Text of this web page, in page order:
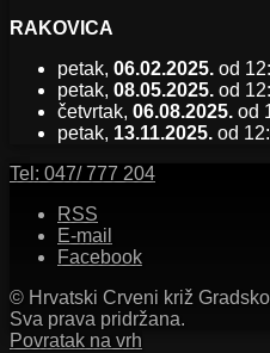
RAKOVICA
petak, 06.02.2025. od
petak, 08.05.2025. od
četvrtak, 06.08.2025. od
petak, 13.11.2025. od
Tel: 047/ 777 204
RSS
E-mail
Facebook
© Hrvatski Crveni križ
Sva prava pridržana.
Povratak na vrh